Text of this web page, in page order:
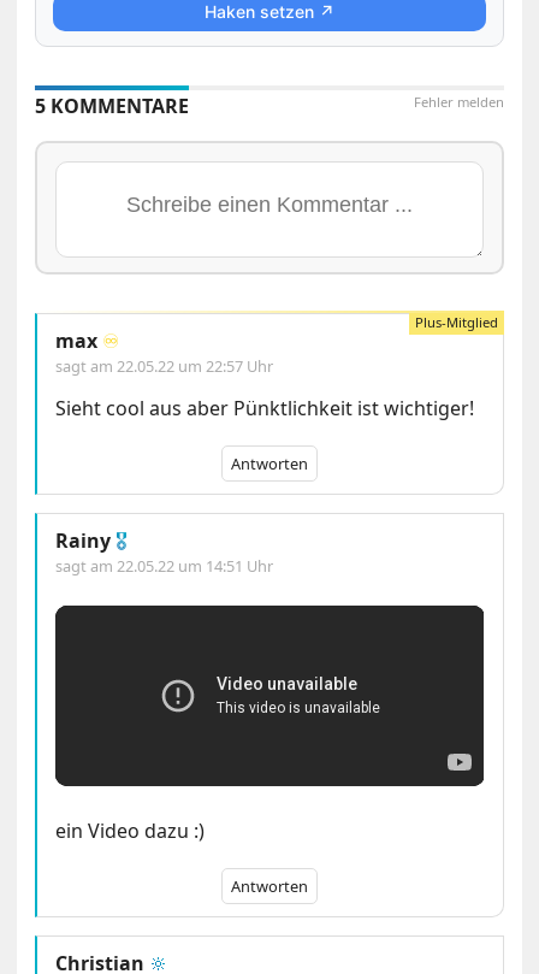
Haken setzen ↗
Fehler melden
5 KOMMENTARE
max ♾️
sagt am22.05.22 um 22:57 Uhr
Sieht cool aus aber Pünktlichkeit ist wichtiger!
Antworten
Rainy 🎖
sagt am22.05.22 um 14:51 Uhr
ein Video dazu :)
Antworten
Christian 🔆